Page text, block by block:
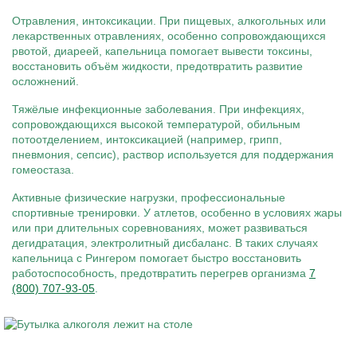
Отравления, интоксикации. При пищевых, алкогольных или
лекарственных отравлениях, особенно сопровождающихся
рвотой, диареей, капельница помогает вывести токсины,
восстановить объём жидкости, предотвратить развитие
осложнений.
Тяжёлые инфекционные заболевания. При инфекциях,
сопровождающихся высокой температурой, обильным
потоотделением, интоксикацией (например, грипп,
пневмония, сепсис), раствор используется для поддержания
гомеостаза.
Активные физические нагрузки, профессиональные
спортивные тренировки. У атлетов, особенно в условиях жары
или при длительных соревнованиях, может развиваться
дегидратация, электролитный дисбаланс. В таких случаях
капельница с Рингером помогает быстро восстановить
работоспособность, предотвратить перегрев организма 7
(800) 707-93-05